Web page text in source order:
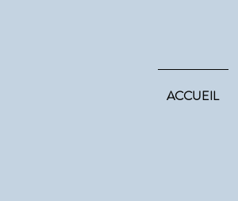
ACCUEIL